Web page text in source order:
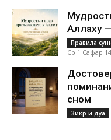
Аллаху
Правила
Ср 1 Сафар
сном
Зикр и дуа